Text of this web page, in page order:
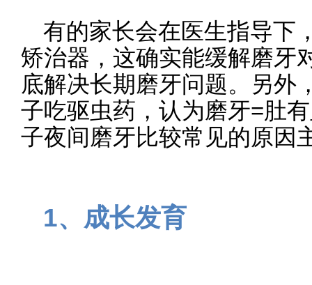
有的家长会在医生指导下
矫治器，这确实能缓解磨牙
底解决长期磨牙问题。另外
子吃驱虫药，认为磨牙=肚
子夜间磨牙比较常见的原因
1、成长发育